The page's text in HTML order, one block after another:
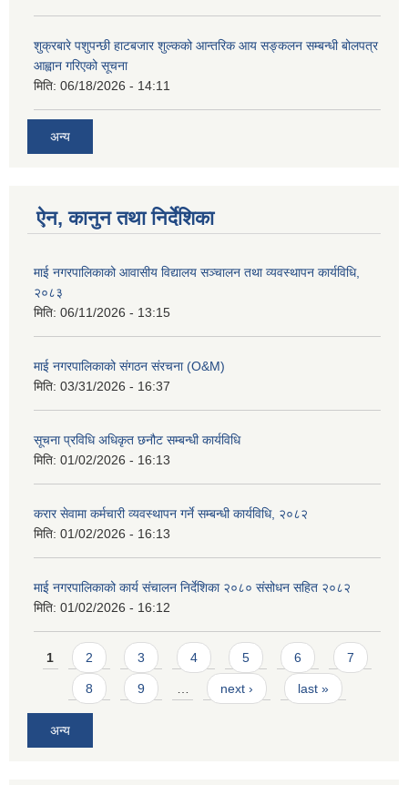
शुक्रबारे पशुपन्छी हाटबजार शुल्कको आन्तरिक आय सङ्कलन सम्बन्धी बोलपत्र
आह्वान गरिएको सूचना
मिति: 06/18/2026 - 14:11
अन्य
ऐन, कानुन तथा निर्देशिका
माई नगरपालिकाको आवासीय विद्यालय सञ्चालन तथा व्यवस्थापन कार्यविधि,
२०८३
मिति: 06/11/2026 - 13:15
माई नगरपालिकाको संगठन संरचना (O&M)
मिति: 03/31/2026 - 16:37
सूचना प्रविधि अधिकृत छनौट सम्बन्धी कार्यविधि
मिति: 01/02/2026 - 16:13
करार सेवामा कर्मचारी व्यवस्थापन गर्ने सम्बन्धी कार्यविधि, २०८२
मिति: 01/02/2026 - 16:13
माई नगरपालिकाको कार्य संचालन निर्देशिका २०८० संसोधन सहित २०८२
मिति: 01/02/2026 - 16:12
Pages
1 2 3 4 5 6 7
8 9 next › last »
अन्य